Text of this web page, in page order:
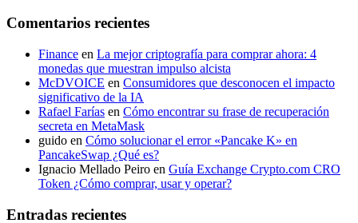
Comentarios recientes
Finance en La mejor criptografía para comprar ahora: 4
monedas que muestran impulso alcista
McDVOICE en Consumidores que desconocen el impacto
significativo de la IA
Rafael Farías en Cómo encontrar su frase de recuperación
secreta en MetaMask
guido en Cómo solucionar el error «Pancake K» en
PancakeSwap ¿Qué es?
Ignacio Mellado Peiro en Guía Exchange Crypto.com CRO
Token ¿Cómo comprar, usar y operar?
Entradas recientes